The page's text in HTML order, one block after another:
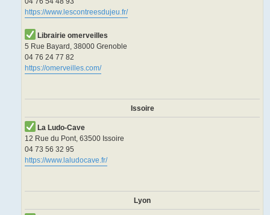
https://www.lescontreesdujeu.fr/
Librairie omerveilles
5 Rue Bayard, 38000 Grenoble
04 76 24 77 82
https://omerveilles.com/
Issoire
La Ludo-Cave
12 Rue du Pont, 63500 Issoire
04 73 56 32 95
https://www.laludocave.fr/
Lyon